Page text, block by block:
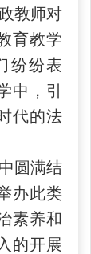
教师对
育教学
纷纷表
中，引
代的法
圆满结
办此类
素养和
的开展